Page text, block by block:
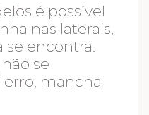
é possível
nas laterais,
encontra.
se
mancha